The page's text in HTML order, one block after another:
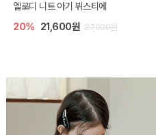
엘로디 니트 아기 뷔스티에
20% 21,600원 27,000원